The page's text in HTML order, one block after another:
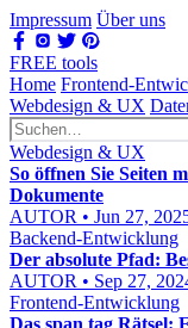
Impressum Über uns
FREE tools
Home Frontend-
Webdesign & UX
Webdesign & UX
So öffnen Sie Seiten
Dokumente
AUTOR • Jun 27,
Backend-Entwicklung
Der absolute Pfad:
AUTOR • Sep 27,
Frontend-Entwicklung
Das span tag Rätsel: